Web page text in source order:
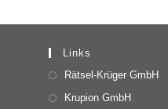
Links
Rätsel-Krüger GmbH
Krupion GmbH